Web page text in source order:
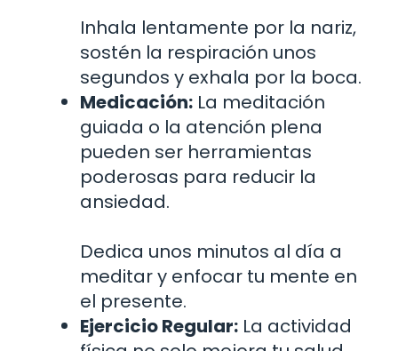
Inhala lentamente por la nariz,
sostén la respiración unos
segundos y exhala por la boca.
Medicación: La meditación
guiada o la atención plena
pueden ser herramientas
poderosas para reducir la
ansiedad.
Dedica unos minutos al día a
meditar y enfocar tu mente en
el presente.
Ejercicio Regular: La actividad